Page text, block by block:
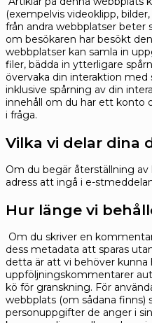
(exempelvis videoklipp, bilder,
från andra webbplatser beter
om besökaren har besökt
webbplatser kan samla in
filer, bädda in ytterligare
övervaka din interaktion med
inklusive spårning av din
innehåll om du har ett konto
i fråga.
Vilka vi delar dina
Om du begär återställning
adress att ingå i e-
Hur länge vi
Om du skriver en
dess metadata att sparas
detta är att vi behöver
uppföljningskommentarer
kö för granskning. För
webbplats (om sådana finns)
personuppgifter de anger i